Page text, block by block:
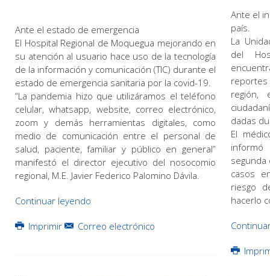
Ante el estado de emergencia
El Hospital Regional de Moquegua mejorando en
su atención al usuario hace uso de la tecnología
de la información y comunicación (TIC) durante el
estado de emergencia sanitaria por la covid-19.
“La pandemia hizo que utilizáramos el teléfono
celular, whatsapp, website, correo electrónico,
zoom y demás herramientas digitales, como
medio de comunicación entre el personal de
salud, paciente, familiar y público en general”
manifestó el director ejecutivo del nosocomio
regional, M.E. Javier Federico Palomino Dávila.
Continuar leyendo
Imprimir Correo electrónico
Ante el
país.
La
del
región,
dadas
El
informó
segunda
casos
riesgo
hacerlo